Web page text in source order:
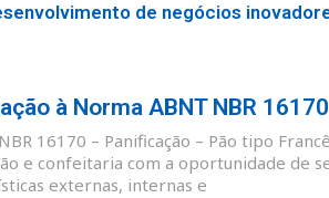
de negócios
à Norma ABNT NBR
16170 – Panificação – Pão tipo
e confeitaria com a oportunidade de
externas, internas e